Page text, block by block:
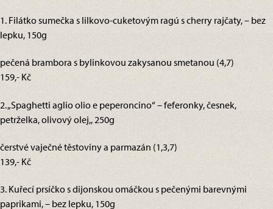
1. Filátko sumečka s lilkovo-cuketovým ragú s cherry rajčaty, – bez
lepku, 150g
pečená brambora s bylinkovou zakysanou smetanou (4,7)
159,- Kč
2. „Spaghetti aglio olio e peperoncino“ – feferonky, česnek,
petrželka, olivový olej,, 250g
čerstvé vaječné těstoviny a parmazán (1,3,7)
139,- Kč
3. Kuřecí prsíčko s dijonskou omáčkou s pečenými barevnými
paprikami, – bez lepku, 150g